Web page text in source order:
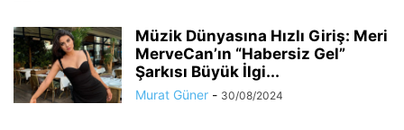
Müzik Dünyasına Hızlı Giriş: Meri
MerveCan’ın “Habersiz Gel”
Şarkısı Büyük İlgi...
Murat Güner - 30/08/2024